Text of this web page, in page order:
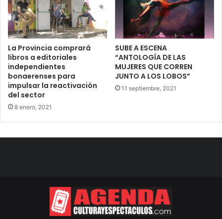
La Provincia comprará
libros a editoriales
independientes
bonaerenses para
impulsar la reactivación
del sector
8 enero, 2021
SUBE A ESCENA
“ANTOLOGÍA DE LAS
MUJERES QUE CORREN
JUNTO A LOS LOBOS”
11 septiembre, 2021